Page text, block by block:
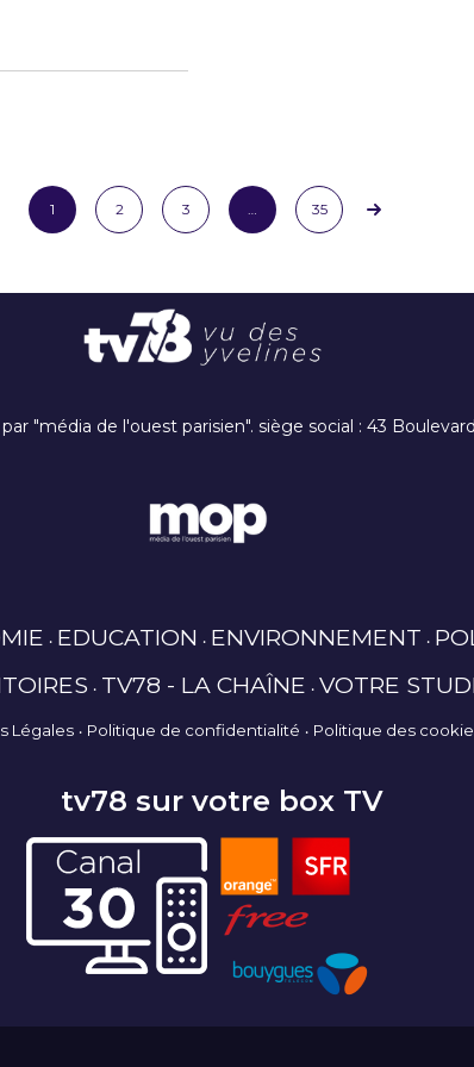
1 2 3 … 35
"média de l'ouest parisien". siège social : 43
EDUCATION ENVIRONNEMENT
TV78 - LA CHAÎNE VOTRE
Légales Politique de confidentialité Politique des
tv78 sur votre box TV